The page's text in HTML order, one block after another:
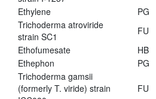
Ethylene
PG
Trichoderma atroviride
strain SC1
FU
Ethofumesate
HB
Ethephon
PG
Trichoderma gamsii
(formerly T. viride) strain
FU